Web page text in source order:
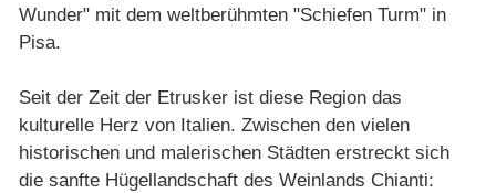
Wunder" mit dem weltberühmten "Schiefen Turm" in
Pisa.
Seit der Zeit der Etrusker ist diese Region das
kulturelle Herz von Italien. Zwischen den vielen
historischen und malerischen Städten erstreckt sich
die sanfte Hügellandschaft des Weinlands Chianti: